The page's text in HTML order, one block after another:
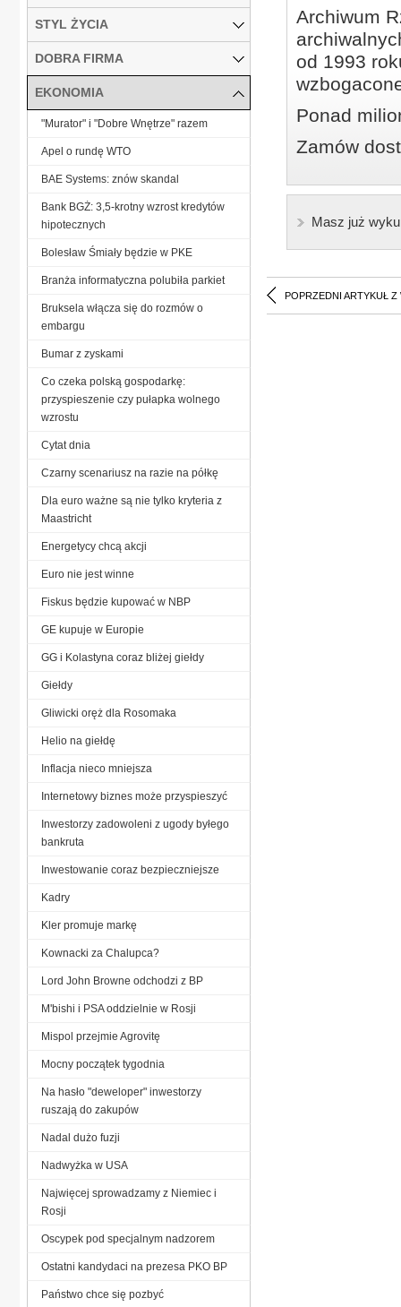
Archiwum
od 1993
Ponad
Zamów
Masz już
POPRZEDNI ARTYKUŁ Z
STYL ŻYCIA
DOBRA FIRMA
EKONOMIA
"Murator" i "Dobre Wnętrze" razem
Apel o rundę WTO
BAE Systems: znów skandal
Bank BGŻ: 3,5-krotny wzrost kredytów
hipotecznych
Bolesław Śmiały będzie w PKE
Branża informatyczna polubiła parkiet
Bruksela włącza się do rozmów o
embargu
Bumar z zyskami
Co czeka polską gospodarkę:
przyspieszenie czy pułapka wolnego
wzrostu
Cytat dnia
Czarny scenariusz na razie na półkę
Dla euro ważne są nie tylko kryteria z
Maastricht
Energetycy chcą akcji
Euro nie jest winne
Fiskus będzie kupować w NBP
GE kupuje w Europie
GG i Kolastyna coraz bliżej giełdy
Giełdy
Gliwicki oręż dla Rosomaka
Helio na giełdę
Inflacja nieco mniejsza
Internetowy biznes może przyspieszyć
Inwestorzy zadowoleni z ugody byłego
bankruta
Inwestowanie coraz bezpieczniejsze
Kadry
Kler promuje markę
Kownacki za Chalupca?
Lord John Browne odchodzi z BP
M'bishi i PSA oddzielnie w Rosji
Mispol przejmie Agrovitę
Mocny początek tygodnia
Na hasło "deweloper" inwestorzy
ruszają do zakupów
Nadal dużo fuzji
Nadwyżka w USA
Najwięcej sprowadzamy z Niemiec i
Rosji
Oscypek pod specjalnym nadzorem
Ostatni kandydaci na prezesa PKO BP
Państwo chce się pozbyć